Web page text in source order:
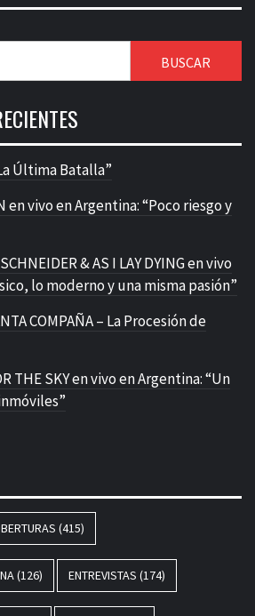
Última Batalla”
en vivo en Argentina: “Poco riesgo y
& AS I LAY DYING en vivo
lo moderno y una misma pasión”
COMPAÑA – La Procesión de
THE SKY en vivo en Argentina: “Un
(415)
(126) ENTREVISTAS (174)